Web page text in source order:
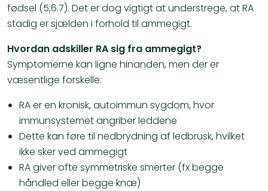
fødsel (5,6.7). Det er dog vigtigt at understrege, at RA
stadig er sjælden i forhold til ammegigt.
Hvordan adskiller RA sig fra ammegigt?
Symptomerne kan ligne hinanden, men der er
væsentlige forskelle:
RA er en kronisk, autoimmun sygdom, hvor
immunsystemet angriber leddene
Dette kan føre til nedbrydning af ledbrusk, hvilket
ikke sker ved ammegigt
RA giver ofte symmetriske smerter (fx begge
håndled eller begge knæ)